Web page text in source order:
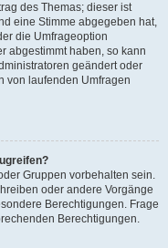
des Themas; dieser ist
eine Stimme abgegeben hat,
die Umfrageoption
abgestimmt haben, so kann
geändert oder
von laufenden Umfragen
Gruppen vorbehalten sein.
oder andere Vorgänge
Berechtigungen. Frage
Berechtigungen.